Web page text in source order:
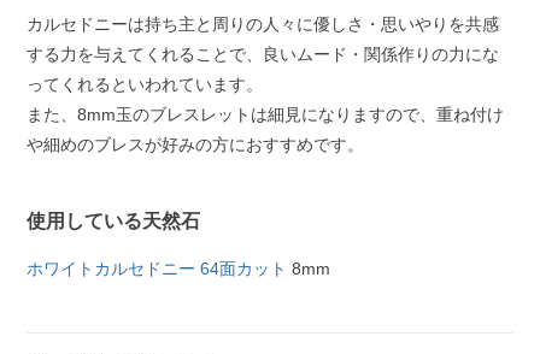
カルセドニーは持ち主と周りの人々に優しさ・思いやりを共感
する力を与えてくれることで、良いムード・関係作りの力にな
ってくれるといわれています。
また、8mm玉のブレスレットは細見になりますので、重ね付け
や細めのブレスが好みの方におすすめです。
使用している天然石
ホワイトカルセドニー 64面カット 8mm